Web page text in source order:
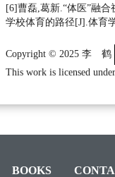
[6]曹磊,葛新.“体医”融
学校体育的路径[J].体育
Copyright © 2025 李 鹤
This work is licensed
BOOKS